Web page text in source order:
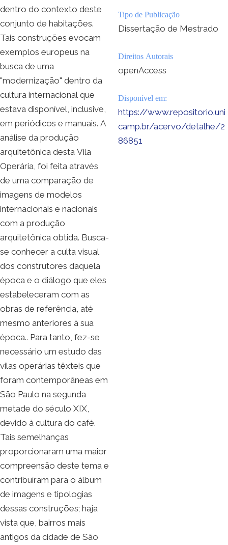
dentro do contexto deste
conjunto de habitações.
Tais construções evocam
exemplos europeus na
busca de uma
"modernização" dentro da
cultura internacional que
estava disponível, inclusive,
em periódicos e manuais. A
análise da produção
arquitetônica desta Vila
Operária, foi feita através
de uma comparação de
imagens de modelos
internacionais e nacionais
com a produção
arquitetônica obtida. Busca-
se conhecer a culta visual
dos construtores daquela
época e o diálogo que eles
estabeleceram com as
obras de referência, até
mesmo anteriores à sua
época.. Para tanto, fez-se
necessário um estudo das
vilas operárias têxteis que
foram contemporâneas em
São Paulo na segunda
metade do século XIX,
devido à cultura do café.
Tais semelhanças
proporcionaram uma maior
compreensão deste tema e
contribuíram para o álbum
de imagens e tipologias
dessas construções; haja
vista que, bairros mais
antigos da cidade de São
Tipo de Publicação
Dissertação de Mestrado
Direitos Autorais
openAccess
Disponível em:
https://www.repositorio.uni
camp.br/acervo/detalhe/2
86851